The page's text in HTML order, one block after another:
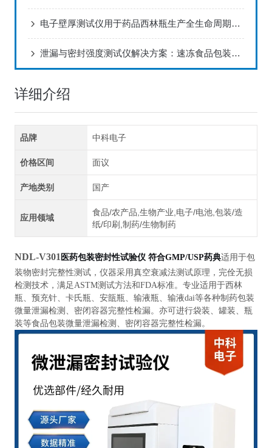
电子壁厚测试仪用于药品西林瓶生产全生命周期厚度监控解决方案
泄漏与密封强度测试仪解决方案：速冻食品包装运输破损问题诊断与改进
详细介绍
品牌 中科电子
价格区间 面议
产地类别 国产
应用领域
食品/农产品,生物产业,电子/电池,包装/造
纸/印刷,制药/生物制药
NDL-V301 医药包装密封性试验仪 符合GMP/USP药典适用于包
装物密封完整性测试，仪器采用真空衰减法测试原理，完佺无损
检测技术，满足ASTM测试方法和FDA标准。专业适用于西林
瓶、预充针、卡氏瓶、安瓿瓶、输液瓶、输液dai等各种制药包装
微量泄漏检测、密闭容器完整性检漏。亦可进行袋装、罐装、瓶
装等食品包装微量泄漏检测、密闭容器完整性检漏。